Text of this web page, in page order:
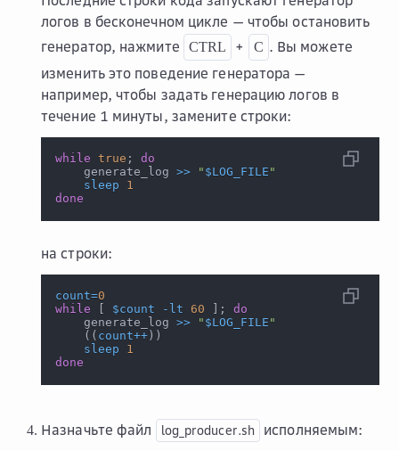
логов в бесконечном цикле — чтобы остановить
генератор, нажмите
CTRL + C . Вы можете
изменить это поведение генератора —
например, чтобы задать генерацию логов в
течение 1 минуты, замените строки:
while true ;
do
    generate_log
>> " $LOG_FILE "
sleep
1
done
на строки:
count=0
while
$count -lt 60 ;
do
    generate_log
>> " $LOG_FILE "
(( count++ ))
sleep
1
done
Назначьте файл log_producer.sh исполняемым: